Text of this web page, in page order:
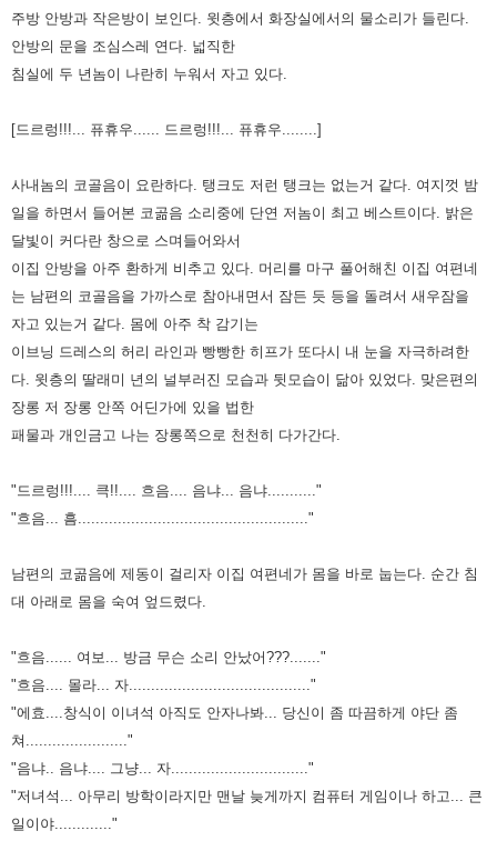
주방 안방과 작은방이 보인다. 윗층에서 화장실에서의 물소리가 들린다.
안방의 문을 조심스레 연다. 넓직한
침실에 두 년놈이 나란히 누워서 자고 있다.
[드르렁!!!... 퓨휴우...... 드르렁!!!... 퓨휴우........]
사내놈의 코골음이 요란하다. 탱크도 저런 탱크는 없는거 같다. 여지껏 밤
일을 하면서 들어본 코곪음 소리중에 단연 저놈이 최고 베스트이다. 밝은
달빛이 커다란 창으로 스며들어와서
이집 안방을 아주 환하게 비추고 있다. 머리를 마구 풀어해친 이집 여편네
는 남편의 코골음을 가까스로 참아내면서 잠든 듯 등을 돌려서 새우잠을
자고 있는거 같다. 몸에 아주 착 감기는
이브닝 드레스의 허리 라인과 빵빵한 히프가 또다시 내 눈을 자극하려한
다. 윗층의 딸래미 년의 널부러진 모습과 뒷모습이 닮아 있었다. 맞은편의
장롱 저 장롱 안쪽 어딘가에 있을 법한
패물과 개인금고 나는 장롱쪽으로 천천히 다가간다.
"드르렁!!!.... 큭!!.... 흐음.... 음냐... 음냐..........."
"흐음... 흠...................................................."
남편의 코곪음에 제동이 걸리자 이집 여편네가 몸을 바로 눕는다. 순간 침
대 아래로 몸을 숙여 엎드렸다.
"흐음...... 여보... 방금 무슨 소리 안났어???......."
"흐음.... 몰라... 자........................................."
"에효....창식이 이녀석 아직도 안자나봐... 당신이 좀 따끔하게 야단 좀
쳐......................."
"음냐.. 음냐.... 그냥... 자..............................."
"저녀석... 아무리 방학이라지만 맨날 늦게까지 컴퓨터 게임이나 하고... 큰
일이야............."